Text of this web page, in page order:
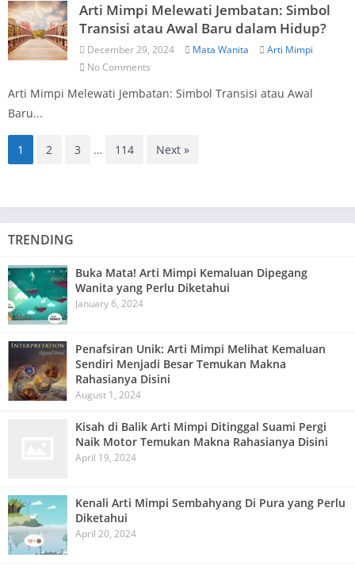
Arti Mimpi Melewati Jembatan: Simbol
Transisi atau Awal Baru dalam Hidup?
December 29, 2024 Mata Wanita
Arti Mimpi
No Comments
Arti Mimpi Melewati Jembatan: Simbol Transisi atau Awal
Baru...
1 2 3 … 114 Next »
TRENDING
Buka Mata! Arti Mimpi Kemaluan Dipegang
Wanita yang Perlu Diketahui
January 6, 2024
Penafsiran Unik: Arti Mimpi Melihat Kemaluan
Sendiri Menjadi Besar Temukan Makna
Rahasianya Disini
August 1, 2024
Kisah di Balik Arti Mimpi Ditinggal Suami Pergi
Naik Motor Temukan Makna Rahasianya Disini
April 19, 2024
Kenali Arti Mimpi Sembahyang Di Pura yang Perlu
Diketahui
April 20, 2024